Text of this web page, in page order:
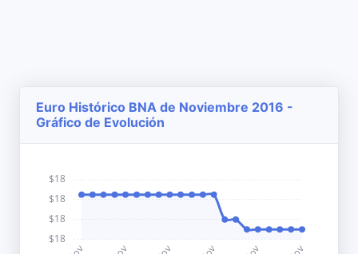
Euro Histórico BNA de Noviembre 2016 -
Gráfico de Evolución